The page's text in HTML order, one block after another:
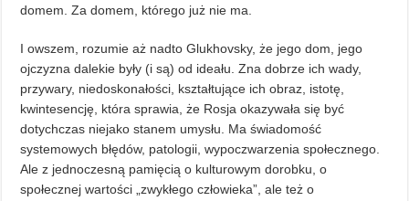
domem. Za domem, którego już nie ma.
I owszem, rozumie aż nadto Glukhovsky, że jego dom, jego
ojczyzna dalekie były (i są) od ideału. Zna dobrze ich wady,
przywary, niedoskonałości, kształtujące ich obraz, istotę,
kwintesencję, która sprawia, że Rosja okazywała się być
dotychczas niejako stanem umysłu. Ma świadomość
systemowych błędów, patologii, wypoczwarzenia społecznego.
Ale z jednoczesną pamięcią o kulturowym dorobku, o
społecznej wartości „zwykłego człowieka”, ale też o